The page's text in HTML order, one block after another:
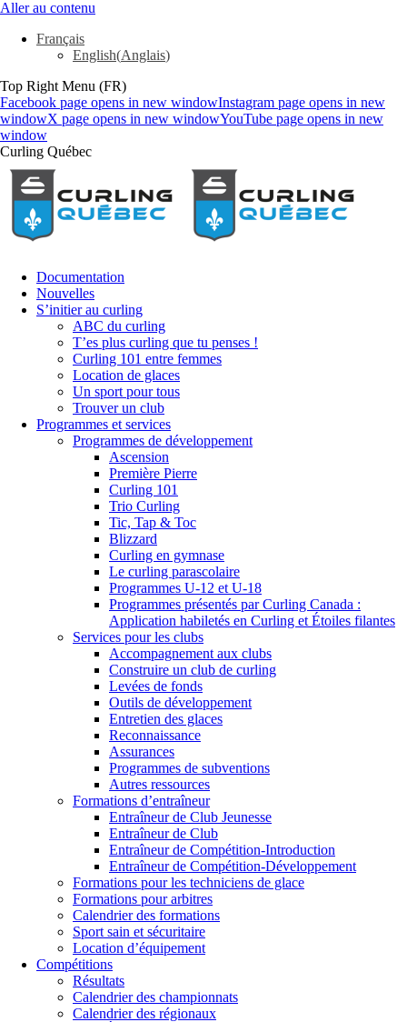
Aller au contenu
Français
English(Anglais)
Top Right Menu (FR)
Facebook page opens in new windowInstagram page opens in new
windowX page opens in new windowYouTube page opens in new
window
Curling Québec
Documentation
Nouvelles
S’initier au curling
ABC du curling
T’es plus curling que tu penses !
Curling 101 entre femmes
Location de glaces
Un sport pour tous
Trouver un club
Programmes et services
Programmes de développement
Ascension
Première Pierre
Curling 101
Trio Curling
Tic, Tap & Toc
Blizzard
Curling en gymnase
Le curling parascolaire
Programmes U-12 et U-18
Programmes présentés par Curling Canada :
Application habiletés en Curling et Étoiles filantes
Services pour les clubs
Accompagnement aux clubs
Construire un club de curling
Levées de fonds
Outils de développement
Entretien des glaces
Reconnaissance
Assurances
Programmes de subventions
Autres ressources
Formations d’entraîneur
Entraîneur de Club Jeunesse
Entraîneur de Club
Entraîneur de Compétition-Introduction
Entraîneur de Compétition-Développement
Formations pour les techniciens de glace
Formations pour arbitres
Calendrier des formations
Sport sain et sécuritaire
Location d’équipement
Compétitions
Résultats
Calendrier des championnats
Calendrier des régionaux